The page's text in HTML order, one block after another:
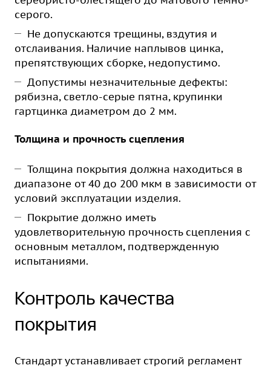
серого.
Не допускаются трещины, вздутия и
отслаивания. Наличие наплывов цинка,
препятствующих сборке, недопустимо.
Допустимы незначительные дефекты:
рябизна, светло-серые пятна, крупинки
гартцинка диаметром до 2 мм.
Толщина и прочность сцепления
Толщина покрытия должна находиться в
диапазоне от 40 до 200 мкм в зависимости от
условий эксплуатации изделия.
Покрытие должно иметь
удовлетворительную прочность сцепления с
основным металлом, подтвержденную
испытаниями.
Контроль качества
покрытия
Стандарт устанавливает строгий регламент